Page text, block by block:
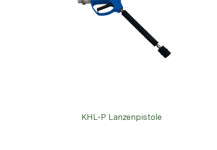
KHL-P Lanzenpistole